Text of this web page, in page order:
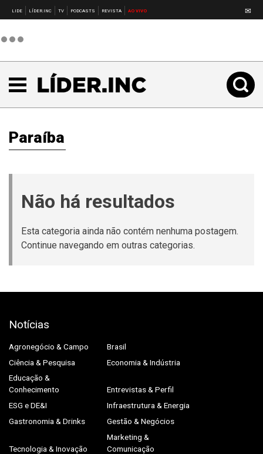
LIDE LÍDER.INC TV PODCASTS REVISTA AO VIVO ✉
Paraíba
Não há resultados
Esta categoria ainda não contém nenhuma postagem.
Continue navegando em outras categorias.
Notícias
Agronegócio & Campo
Brasil
Ciência & Pesquisa
Economia & Indústria
Educação &
Conhecimento
Entrevistas & Perfil
ESG e DE&I
Infraestrutura & Energia
Gastronomia & Drinks
Gestão & Negócios
Tecnologia & Inovação
Marketing &
Comunicação